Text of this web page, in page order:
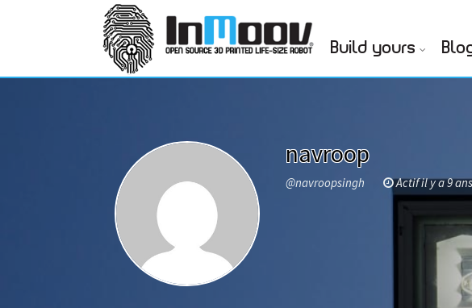
Build yours
navroop
@navroopsingh Actif il y a 9